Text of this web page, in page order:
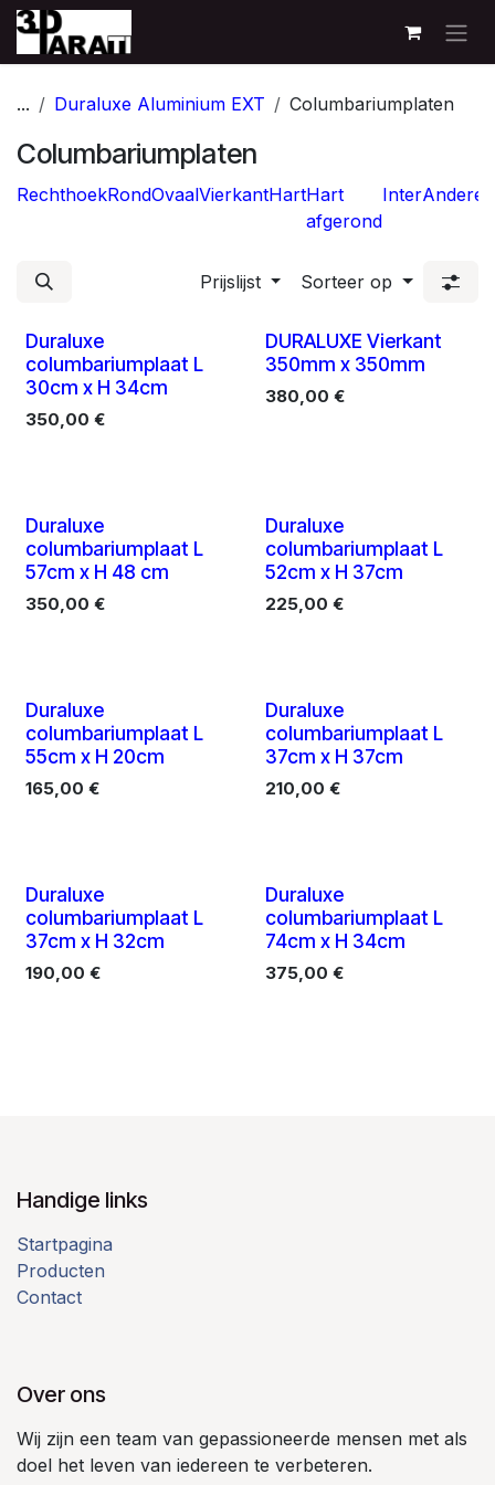
Overslaan naar inhoud
... Duraluxe Aluminium EXT Columbariumplaten
Columbariumplaten
RechthoekRondOvaalVierkantHartHart
afgerond
InterAndere
Prijslijst Sorteer op
Duraluxe
columbariumplaat L
30cm x H 34cm
350,00 €
10 X
DURALUXE Vierkant
350mm x 350mm
380,00 €
Duraluxe
columbariumplaat L
57cm x H 48 cm
350,00 €
Duraluxe
columbariumplaat L
52cm x H 37cm
225,00 €
Duraluxe
columbariumplaat L
55cm x H 20cm
165,00 €
Duraluxe
columbariumplaat L
37cm x H 37cm
210,00 €
Duraluxe
columbariumplaat L
37cm x H 32cm
190,00 €
Duraluxe
columbariumplaat L
74cm x H 34cm
375,00 €
Handige links
Startpagina
Producten
Contact
Over ons
Wij zijn een team van gepassioneerde mensen met als
doel het leven van iedereen te verbeteren.